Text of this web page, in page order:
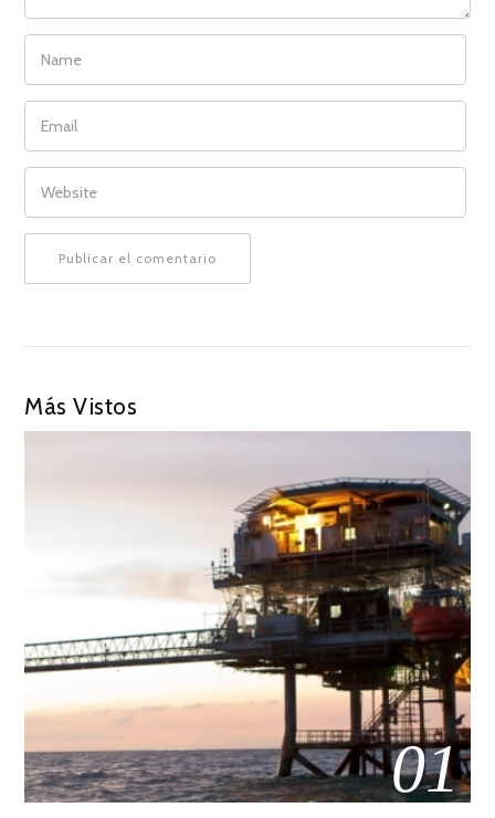
NAME
EMAIL
WEBSITE
Más Vistos
01